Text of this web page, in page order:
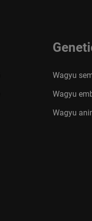
Wagyu
Wagyu
Wagyu